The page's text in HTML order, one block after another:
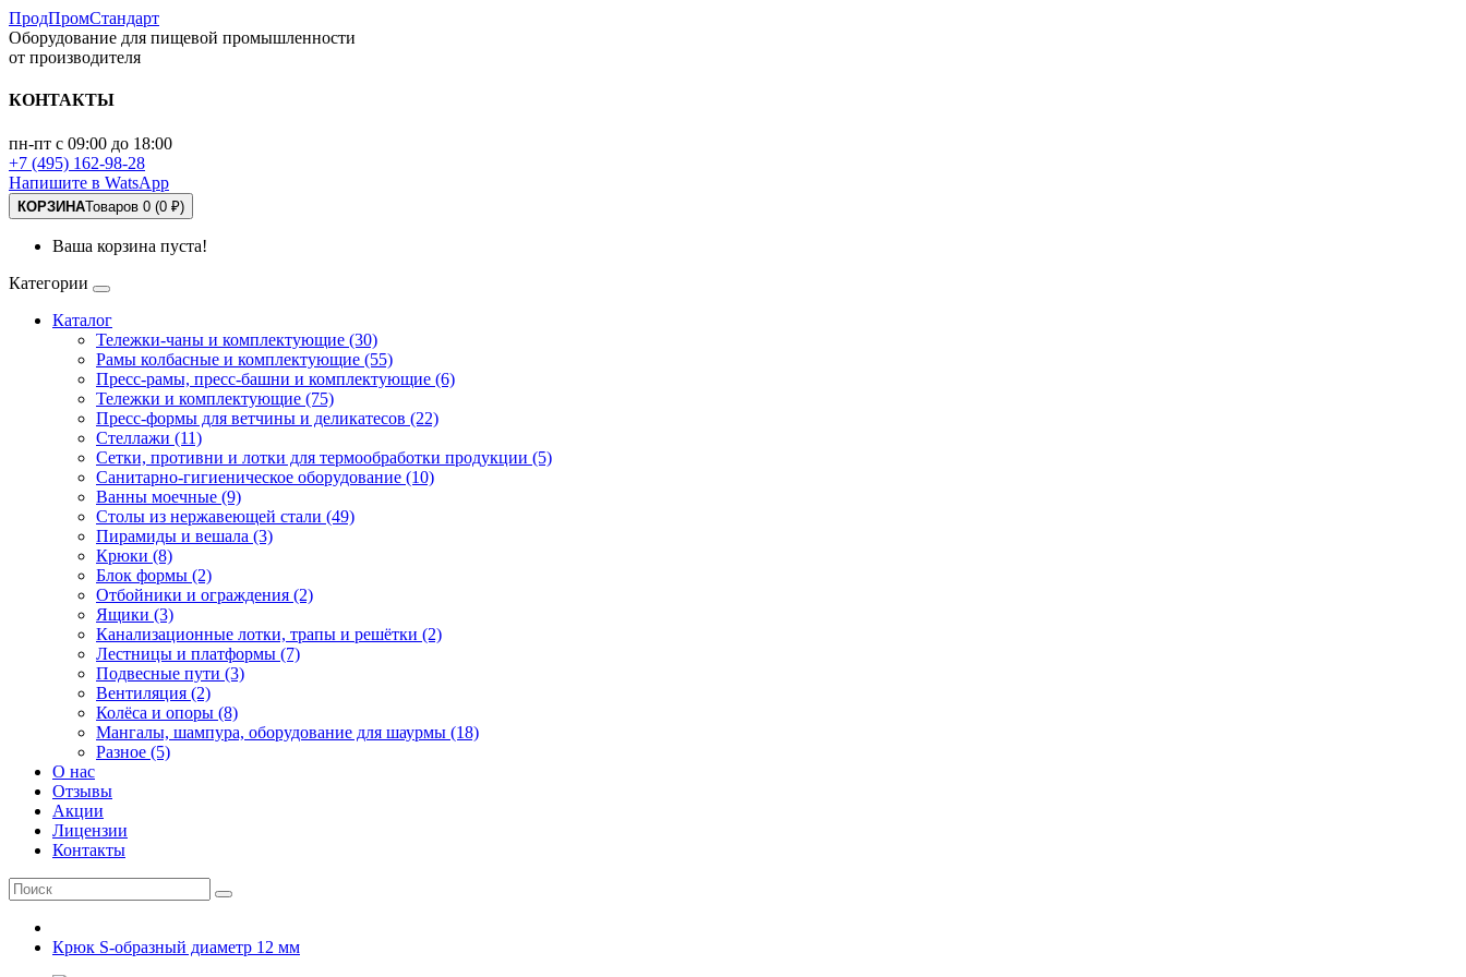
ПродПромСтандарт
Оборудование для пищевой промышленности
от производителя
КОНТАКТЫ
пн-пт с 09:00 до 18:00
+7 (495) 162-98-28
Напишите в WatsApp
КОРЗИНАТоваров 0 (0 ₽)
Ваша корзина пуста!
Категории
Каталог
Тележки-чаны и комплектующие (30)
Рамы колбасные и комплектующие (55)
Пресс-рамы, пресс-башни и комплектующие (6)
Тележки и комплектующие (75)
Пресс-формы для ветчины и деликатесов (22)
Стеллажи (11)
Сетки, противни и лотки для термообработки продукции (5)
Санитарно-гигиеническое оборудование (10)
Ванны моечные (9)
Столы из нержавеющей стали (49)
Пирамиды и вешала (3)
Крюки (8)
Блок формы (2)
Отбойники и ограждения (2)
Ящики (3)
Канализационные лотки, трапы и решётки (2)
Лестницы и платформы (7)
Подвесные пути (3)
Вентиляция (2)
Колёса и опоры (8)
Мангалы, шампура, оборудование для шаурмы (18)
Разное (5)
О нас
Отзывы
Акции
Лицензии
Контакты
Крюк S-образный диаметр 12 мм